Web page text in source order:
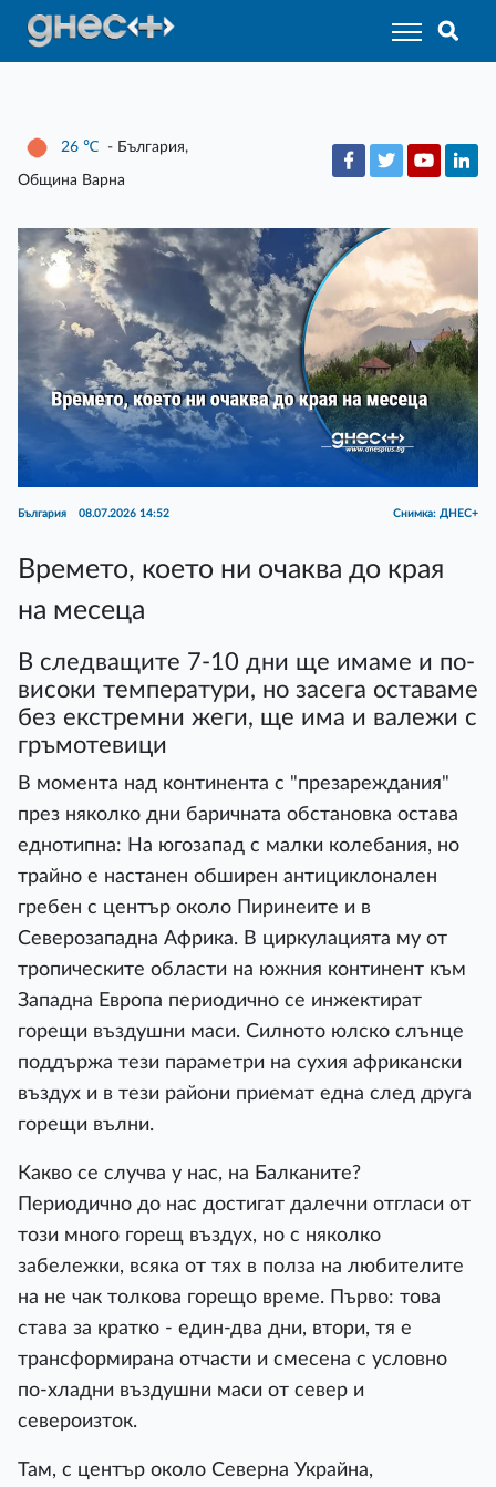
26 ℃ - България,
Община Варна
България 08.07.2026 14:52 Снимка: ДНЕС+
Времето, което ни очаква до края
на месеца
В следващите 7-10 дни ще имаме и по-
високи температури, но засега оставаме
без екстремни жеги, ще има и валежи с
гръмотевици
В момента над континента с "презареждания"
през няколко дни баричната обстановка остава
еднотипна: На югозапад с малки колебания, но
трайно е настанен обширен антициклонален
гребен с център около Пиринеите и в
Северозападна Африка. В циркулацията му от
тропическите области на южния континент към
Западна Европа периодично се инжектират
горещи въздушни маси. Силното юлско слънце
поддържа тези параметри на сухия африкански
въздух и в тези райони приемат една след друга
горещи вълни.
Какво се случва у нас, на Балканите?
Периодично до нас достигат далечни отгласи от
този много горещ въздух, но с няколко
забележки, всяка от тях в полза на любителите
на не чак толкова горещо време. Първо: това
става за кратко - един-два дни, втори, тя е
трансформирана отчасти и смесена с условно
по-хладни въздушни маси от север и
североизток.
Там, с център около Северна Украйна,